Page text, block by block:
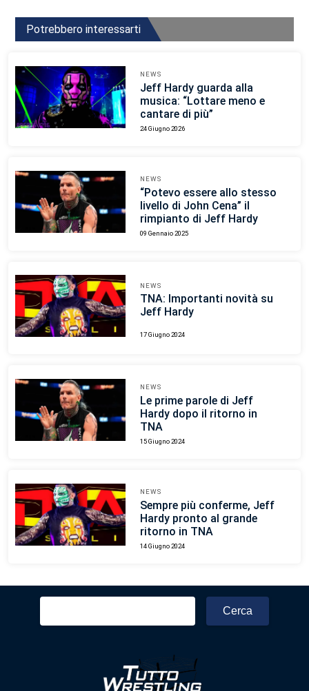
Potrebbero interessarti
NEWS
Jeff Hardy guarda alla
musica: “Lottare meno e
cantare di più”
24 Giugno 2026
NEWS
“Potevo essere allo stesso
livello di John Cena” il
rimpianto di Jeff Hardy
09 Gennaio 2025
NEWS
TNA: Importanti novità su
Jeff Hardy
17 Giugno 2024
NEWS
Le prime parole di Jeff
Hardy dopo il ritorno in
TNA
15 Giugno 2024
NEWS
Sempre più conferme, Jeff
Hardy pronto al grande
ritorno in TNA
14 Giugno 2024
Ricerca